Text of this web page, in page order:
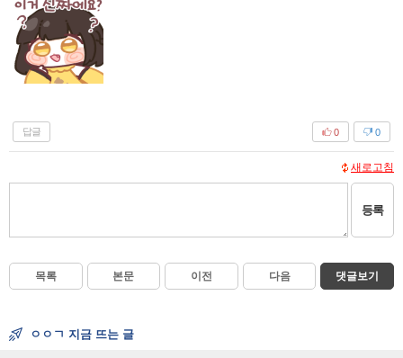
답글 0
0
새로고침
등록
목록 본문 이전 다음 댓글보기
ㅇㅇㄱ 지금 뜨는 글